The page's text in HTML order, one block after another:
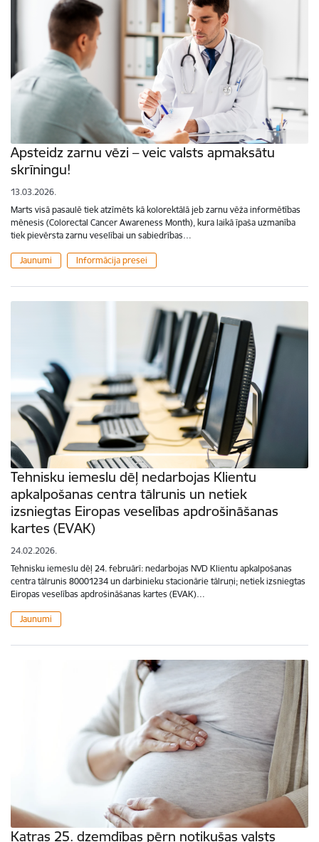
Apsteidz zarnu vēzi – veic valsts apmaksātu
skrīningu!
13.03.2026.
Marts visā pasaulē tiek atzīmēts kā kolorektālā jeb zarnu vēža informētības
mēnesis (Colorectal Cancer Awareness Month), kura laikā īpaša uzmanība
tiek pievērsta zarnu veselībai un sabiedrības…
Jaunumi Informācija presei
Tehnisku iemeslu dēļ nedarbojas Klientu
apkalpošanas centra tālrunis un netiek
izsniegtas Eiropas veselības apdrošināšanas
kartes (EVAK)
24.02.2026.
Tehnisku iemeslu dēļ 24. februārī: nedarbojas NVD Klientu apkalpošanas
centra tālrunis 80001234 un darbinieku stacionārie tālruņi; netiek izsniegtas
Eiropas veselības apdrošināšanas kartes (EVAK)…
Jaunumi
Katras 25. dzemdības pērn notikušas valsts